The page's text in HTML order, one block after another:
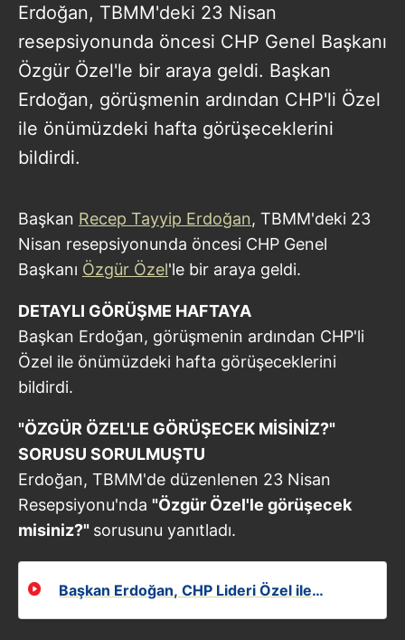
Erdoğan, TBMM'deki 23 Nisan
resepsiyonunda öncesi CHP Genel Başkanı
Özgür Özel'le bir araya geldi. Başkan
Erdoğan, görüşmenin ardından CHP'li Özel
ile önümüzdeki hafta görüşeceklerini
bildirdi.
Başkan Recep Tayyip Erdoğan, TBMM'deki 23
Nisan resepsiyonunda öncesi CHP Genel
Başkanı Özgür Özel'le bir araya geldi.
DETAYLI GÖRÜŞME HAFTAYA
Başkan Erdoğan, görüşmenin ardından CHP'li
Özel ile önümüzdeki hafta görüşeceklerini
bildirdi.
"ÖZGÜR ÖZEL'LE GÖRÜŞECEK MİSİNİZ?"
SORUSU SORULMUŞTU
Erdoğan, TBMM'de düzenlenen 23 Nisan
Resepsiyonu'nda "Özgür Özel'le görüşecek
misiniz?" sorusunu yanıtladı.
Başkan Erdoğan, CHP Lideri Özel ile